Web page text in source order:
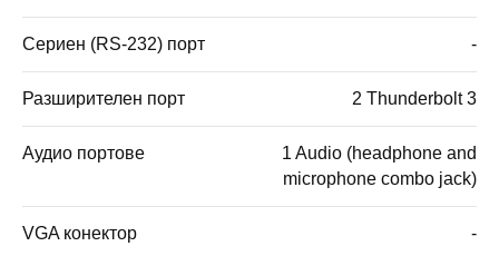
Сериен (RS-232) порт -
Разширителен порт 2 Thunderbolt 3
Аудио портове
1 Audio (headphone and
microphone combo jack)
VGA конектор -